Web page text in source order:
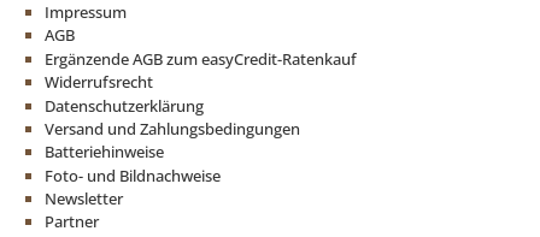
Impressum
AGB
Ergänzende AGB zum easyCredit-Ratenkauf
Widerrufsrecht
Datenschutzerklärung
Versand und Zahlungsbedingungen
Batteriehinweise
Foto- und Bildnachweise
Newsletter
Partner